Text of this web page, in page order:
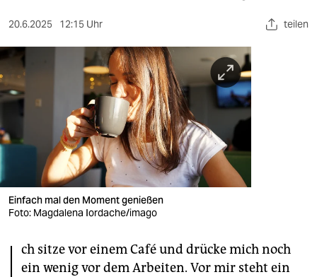
nord
wahrheit
verlag
verlag
veranstaltungen
shop
fragen & hilfe
unterstützen
20.6.2025 12:15 Uhr teilen
Einfach mal den Moment genießen
Foto: Magdalena Iordache/imago
ch sitze vor einem Café und drücke mich noch
ein wenig vor dem Arbeiten. Vor mir steht ein